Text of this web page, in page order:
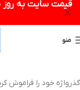
منو
گذرواژه خود را فراموش
قیمت سایت به روز